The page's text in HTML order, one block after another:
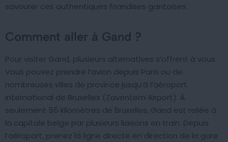
savourer ces authentiques friandises gantoises.
Comment aller à Gand ?
Pour visiter Gand, plusieurs alternatives s’offrent à vous.
Vous pouvez prendre l’avion depuis Paris ou de
nombreuses villes de province jusqu’à l’aéroport
international de Bruxelles (Zaventem Airport). À
seulement 55 kilomètres de Bruxelles, Gand est reliée à
la capitale belge par plusieurs liaisons en train. Depuis
l’aéroport, prenez la ligne directe en direction de la gare